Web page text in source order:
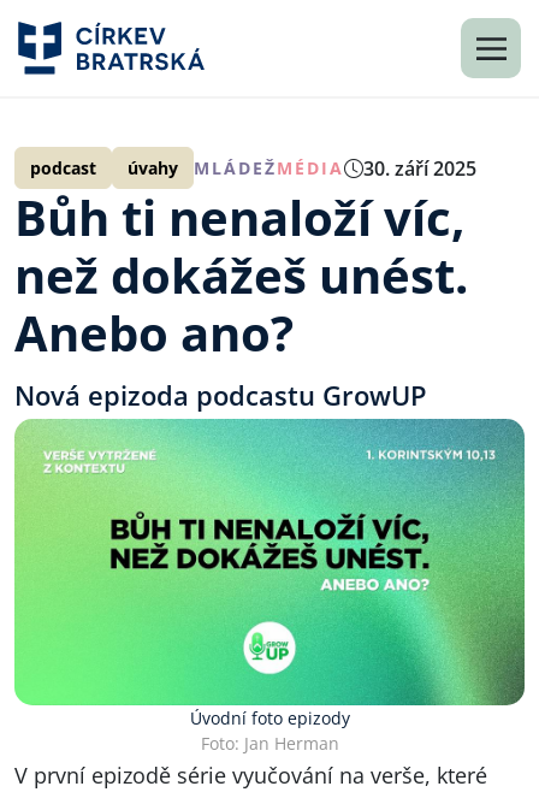
podcast úvahy MLÁDEŽMÉDIA 30. září 2025
Bůh ti nenaloží víc,
než dokážeš unést.
Anebo ano?
Nová epizoda podcastu GrowUP
Úvodní foto epizody
Foto: Jan Herman
V první epizodě série vyučování na verše, které